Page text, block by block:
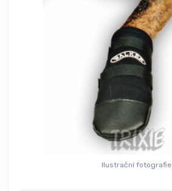
Ilustrační fotografie